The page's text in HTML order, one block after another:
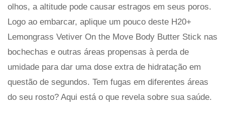
olhos, a altitude pode causar estragos em seus poros.
Logo ao embarcar, aplique um pouco deste H20+
Lemongrass Vetiver On the Move Body Butter Stick nas
bochechas e outras áreas propensas à perda de
umidade para dar uma dose extra de hidratação em
questão de segundos. Tem fugas em diferentes áreas
do seu rosto? Aqui está o que revela sobre sua saúde.